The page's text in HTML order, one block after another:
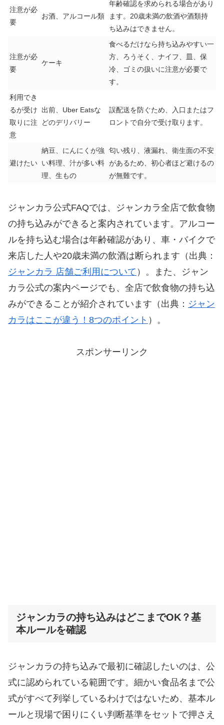
注意が必
要
お酒、アルコール類
年齢確認を求められる場合があり
ます。20歳未満の飲酒や酒類持
ち込みはできません。
注意が必
要
ケーキ
食べるだけなら持ち込みやすい一
方、ろうそく、ナイフ、皿、保
冷、ゴミの扱いに注意が必要で
す。
利用でき
るが受け
取りに注
意
出前、Uber Eatsな
どのデリバリー
誤配送を防ぐため、入口またはフ
ロントで自分で受け取ります。
避けたい
納豆、にんにくが強
い料理、汁が多い料
理、生もの
匂い残り、液漏れ、衛生面の不安
があるため、初心者ほど避けるの
が無難です。
ジャンカラ公式FAQでは、ジャンカラ全店で飲食物
の持ち込みができると案内されています。アルコー
ルを持ち込む場合は年齢確認があり、車・バイクで
来店した人や20歳未満の飲酒は断られます（出典：
ジャンカラ 店舗ご利用について ）。また、ジャン
カラ公式の案内ページでも、全店で飲食物の持ち込
みができることが紹介されています（出典： ジャン
カラはここが違う！8つのポイント ）。
スポンサーリンク
ジャンカラの持ち込みはどこまでOK？基
本ルールを確認
ジャンカラの持ち込みで最初に確認したいのは、公
式に認められている範囲です。細かい食品名まで公
式がすべて列挙しているわけではないため、基本ル
ールと現場で困りにくい判断基準をセットで押さえ